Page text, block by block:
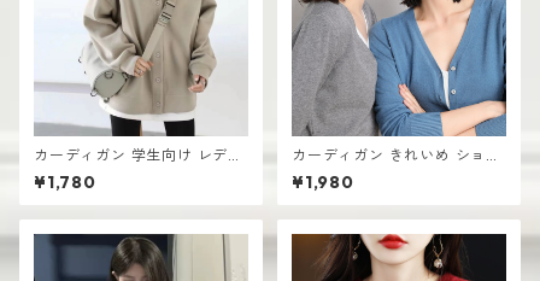
カーディガン 学生向け レディ
ース 無地デザイン 高見え おし
ゃれ vネック
¥1,780
カーディガン きれいめ ショー
ト丈 レディース 羽織り 軽量
無地デザイン ニット
¥1,980